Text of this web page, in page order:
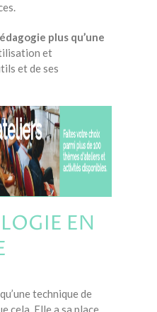
plus qu’une
et
et de ses
EN
technique de
cela. Elle a sa place